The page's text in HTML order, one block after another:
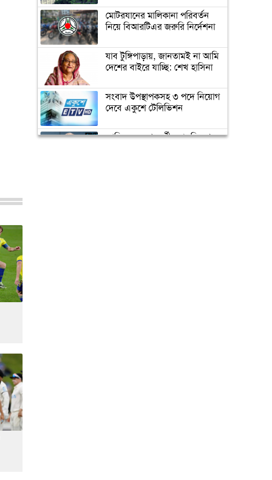
ফিটনেসে সাকিবের সফলতার
রহস্য ফাঁস
সাকিবের জন্য বিগ ব্যাশের দরজা
বন্ধ
অবশেষে ক্ষমা প্রার্থনা করলেন
মোটরযানের মালিকানা পরিবর্তন
নিয়ে বিআরটিএর জরুরি নির্দেশনা
যাব টুঙ্গিপাড়ায়, জানতামই না আমি
দেশের বাইরে যাচ্ছি: শেখ হাসিনা
সংবাদ উপস্থাপকসহ ৩ পদে নিয়োগ
দেবে একুশে টেলিভিশন
জাতিসংঘের পরবর্তী মহাসচিব পদে